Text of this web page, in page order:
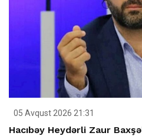
05 Avqust 2026 21:31
Hacıbəy Heydərli Zaur